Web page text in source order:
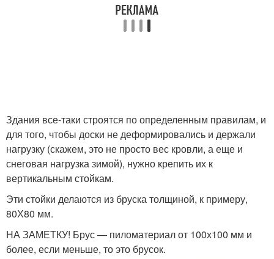
Здания все-таки строятся по определенным правилам, и
для того, чтобы доски не деформировались и держали
нагрузку (скажем, это не просто вес кровли, а еще и
снеговая нагрузка зимой), нужно крепить их к
вертикальным стойкам.
Эти стойки делаются из бруска толщиной, к примеру,
80Х80 мм.
НА ЗАМЕТКУ! Брус — пиломатериал от 100х100 мм и
более, если меньше, то это брусок.